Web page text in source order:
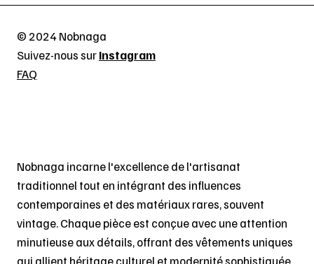
© 2024 Nobnaga
Suivez-nous surInstagram
FAQ
Nobnaga incarne l'excellence de l'artisanat
traditionnel tout en intégrant des influences
contemporaines et des matériaux rares, souvent
vintage. Chaque pièce est conçue avec une attention
minutieuse aux détails, offrant des vêtements uniques
qui allient héritage culturel et modernité sophistiquée.